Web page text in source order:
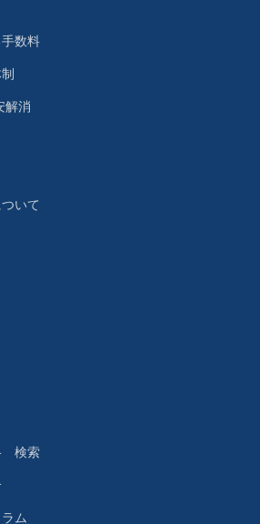
数料
解消
いて
検索
ム